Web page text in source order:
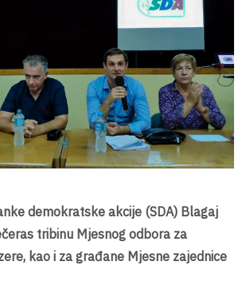
demokratske akcije (SDA) Blagaj
tribinu Mjesnog odbora za
kao i za građane Mjesne zajednice